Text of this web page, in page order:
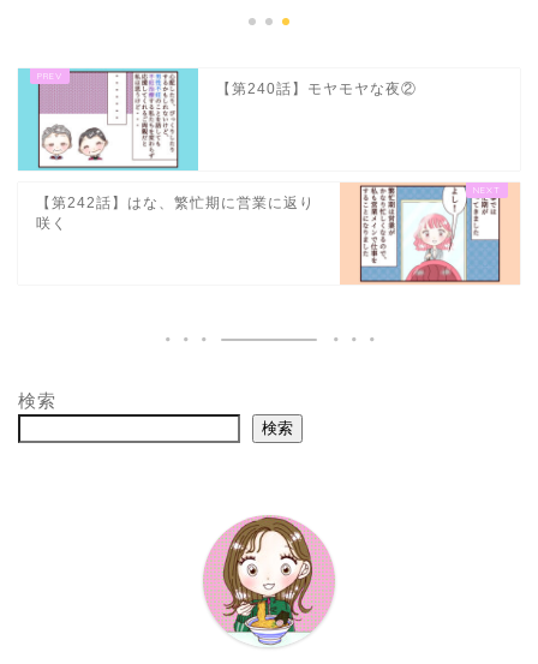
【第240話】モヤモヤな夜②
【第242話】はな、繁忙期に営業に返り
咲く
検索
検索